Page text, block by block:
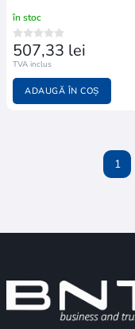
în stoc
507,33 lei
TVA inclus
ADAUGĂ ÎN COȘ
1